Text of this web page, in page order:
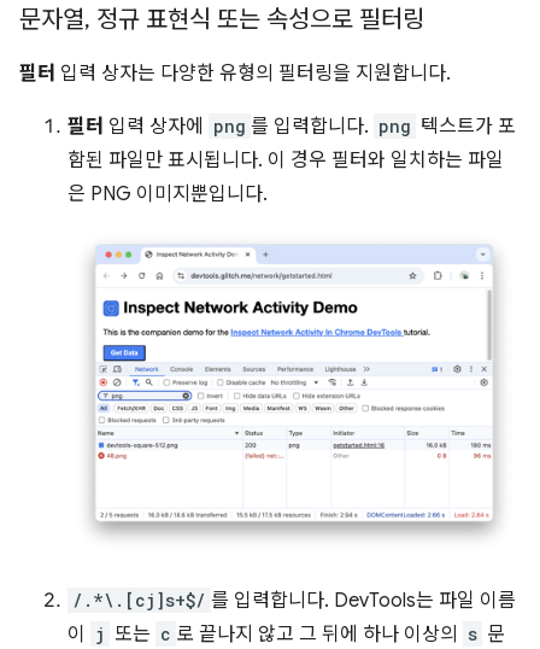
문자열, 정규 표현식 또는 속성으로 필터링
필터 입력 상자는 다양한 유형의 필터링을 지원합니다.
필터 입력 상자에 png 를 입력합니다. png 텍스트가 포
함된 파일만 표시됩니다. 이 경우 필터와 일치하는 파일
은 PNG 이미지뿐입니다.
/.*\.[cj]s+$/ 를 입력합니다. DevTools는 파일 이름
이
j 또는 c 로 끝나지 않고 그 뒤에 하나 이상의 s 문